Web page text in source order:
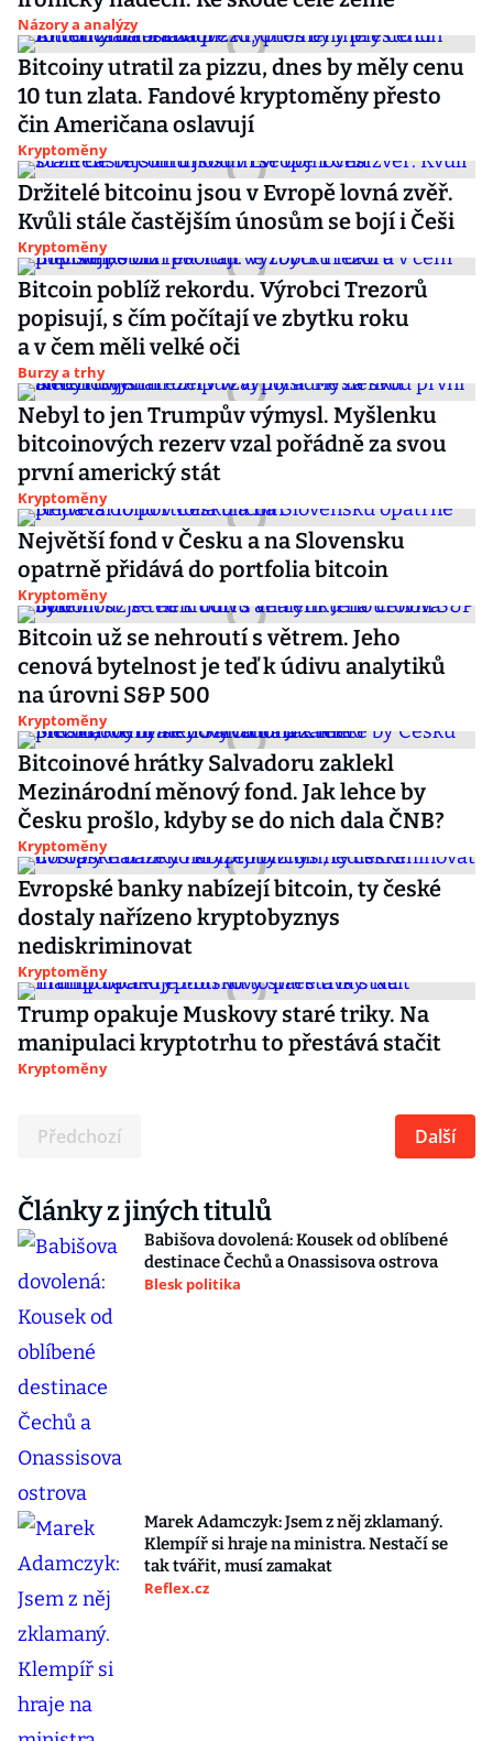
Názory a analýzy
Bitcoiny utratil za pizzu, dnes by měly cenu
10 tun zlata. Fandové kryptoměny přesto
čin Američana oslavují
Kryptoměny
Držitelé bitcoinu jsou v Evropě lovná zvěř.
Kvůli stále častějším únosům se bojí i Češi
Kryptoměny
Bitcoin poblíž rekordu. Výrobci Trezorů
popisují, s čím počítají ve zbytku roku
a v čem měli velké oči
Burzy a trhy
Nebyl to jen Trumpův výmysl. Myšlenku
bitcoinových rezerv vzal pořádně za svou
první americký stát
Kryptoměny
Největší fond v Česku a na Slovensku
opatrně přidává do portfolia bitcoin
Kryptoměny
Bitcoin už se nehroutí s větrem. Jeho
cenová bytelnost je teď k údivu analytiků
na úrovni S&P 500
Kryptoměny
Bitcoinové hrátky Salvadoru zaklekl
Mezinárodní měnový fond. Jak lehce by
Česku prošlo, kdyby se do nich dala ČNB?
Kryptoměny
Evropské banky nabízejí bitcoin, ty české
dostaly nařízeno kryptobyznys
nediskriminovat
Kryptoměny
Trump opakuje Muskovy staré triky. Na
manipulaci kryptotrhu to přestává stačit
Kryptoměny
Předchozí Další
Články z jiných titulů
Babišova dovolená: Kousek od oblíbené
destinace Čechů a Onassisova ostrova
Blesk politika
Marek Adamczyk: Jsem z něj zklamaný.
Klempíř si hraje na ministra. Nestačí se
tak tvářit, musí zamakat
Reflex.cz